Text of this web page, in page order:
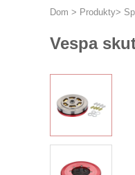
Dom > Produkty>
Vespa